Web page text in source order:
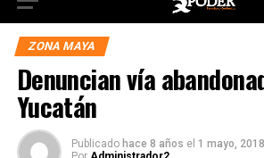
ZONA MAYA
Denuncian vía
Yucatán
Publicado hace 8 años el 1 mayo, 2018